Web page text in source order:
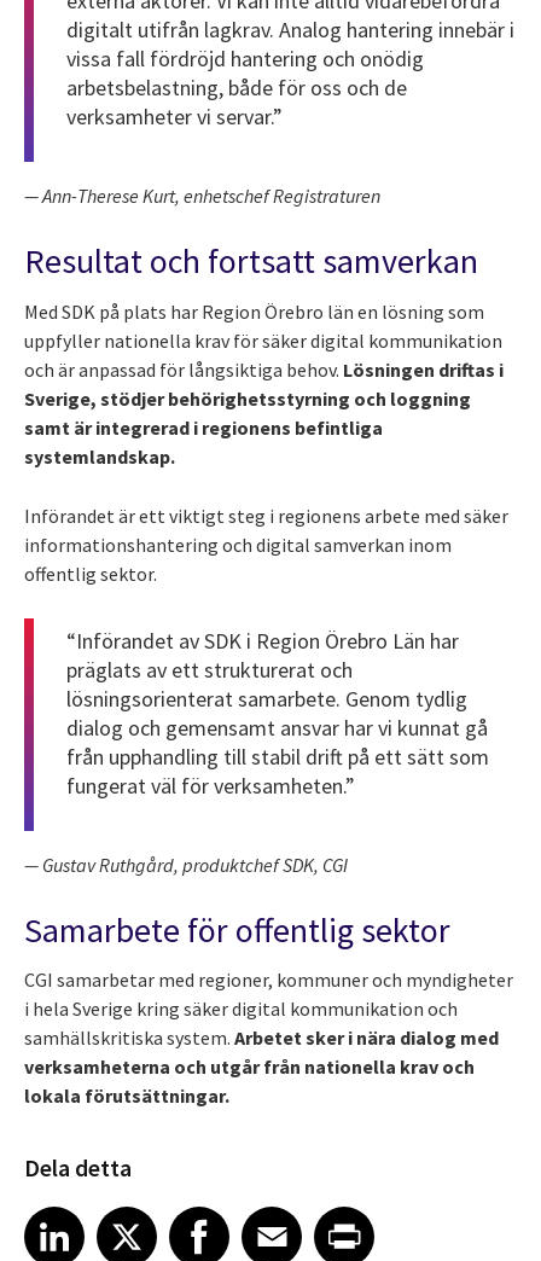
digitalt utifrån lagkrav. Analog hantering innebär i
vissa fall fördröjd hantering och onödig
arbetsbelastning, både för oss och de
verksamheter vi servar.”
— Ann-Therese Kurt, enhetschef Registraturen
Resultat och fortsatt samverkan
Med SDK på plats har Region Örebro län en lösning som
uppfyller nationella krav för säker digital kommunikation
och är anpassad för långsiktiga behov. Lösningen driftas i
Sverige, stödjer behörighetsstyrning och loggning
samt är integrerad i regionens befintliga
systemlandskap.
Införandet är ett viktigt steg i regionens arbete med säker
informationshantering och digital samverkan inom
offentlig sektor.
“Införandet av SDK i Region Örebro Län har
präglats av ett strukturerat och
lösningsorienterat samarbete. Genom tydlig
dialog och gemensamt ansvar har vi kunnat gå
från upphandling till stabil drift på ett sätt som
fungerat väl för verksamheten.”
— Gustav Ruthgård, produktchef SDK, CGI
Samarbete för offentlig sektor
CGI samarbetar med regioner, kommuner och myndigheter
i hela Sverige kring säker digital kommunikation och
samhällskritiska system. Arbetet sker i nära dialog med
verksamheterna och utgår från nationella krav och
lokala förutsättningar.
Dela detta
Share article on LinkedIn
LinkedIn
Share article on XShare article on Facebook
Facebook
Share article on Email
EmailShare article on Print